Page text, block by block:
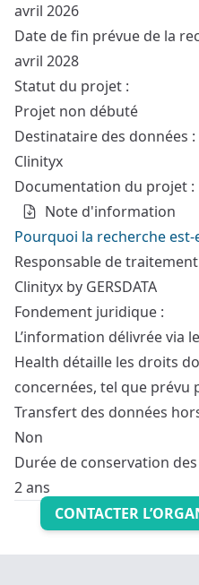
avril 2026
Date de fin prévue de la
avril 2028
Statut du projet :
Projet non débuté
Destinataire des données :
Clinityx
Documentation du projet :
Note d'information
Pourquoi la recherche est-
Responsable de
Clinityx by GERSDATA
Fondement juridique :
L’information délivrée via
Health détaille les droits
concernées, tel que prévu
Transfert des données
Non
Durée de conservation
2 ans
CONTACTER